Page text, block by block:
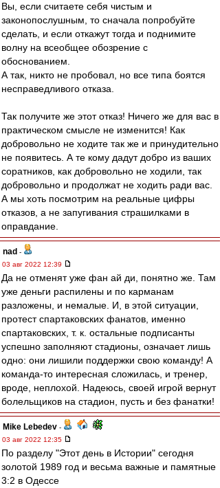
Вы, если считаете себя чистым и
законопослушным, то сначала попробуйте
сделать, и если откажут тогда и поднимите
волну на всеобщее обозрение с
обоснованием.
А так, никто не пробовал, но все типа боятся
несправедливого отказа.
Так получите же этот отказ! Ничего же для вас в
практическом смысле не изменится! Как
добровольно не ходите так же и принудительно
не появитесь. А те кому дадут добро из ваших
соратников, как добровольно не ходили, так
добровольно и продолжат не ходить ради вас.
А мы хоть посмотрим на реальные цифры
отказов, а не запугивания страшилками в
оправдание.
nad -
03 авг 2022 12:39
Да не отменят уже фан ай ди, понятно же. Там
уже деньги распилены и по карманам
разложены, и немалые. И, в этой ситуации,
протест спартаковских фанатов, именно
спартаковских, т. к. остальные подписанты
успешно заполняют стадионы, означает лишь
одно: они лишили поддержки свою команду! А
команда-то интересная сложилась, и тренер,
вроде, неплохой. Надеюсь, своей игрой вернут
болельщиков на стадион, пусть и без фанатки!
Mike Lebedev -
03 авг 2022 12:35
По разделу "Этот день в Истории" сегодня
золотой 1989 год и весьма важные и памятные
3:2 в Одессе